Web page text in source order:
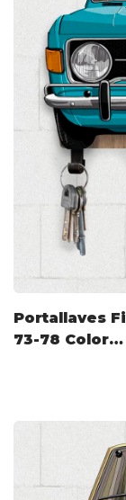
Portallaves
73-78 Color